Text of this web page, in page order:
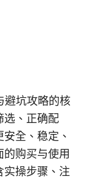
避坑攻略的核
选、正确配
全、稳定、
购买与使用
实操步骤、注